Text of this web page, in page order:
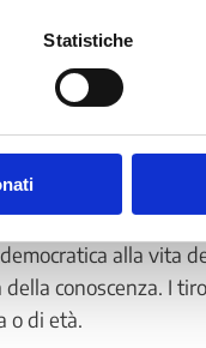
Statistiche
componente
permanente per
un
alla vita
conoscenza. I
o di età.